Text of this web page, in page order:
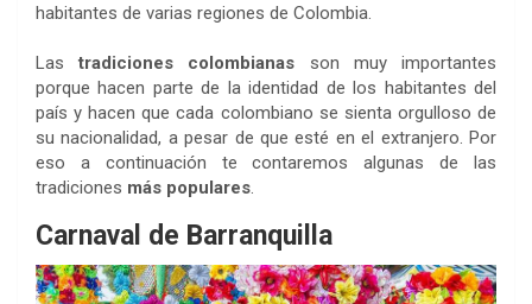
habitantes de varias regiones de Colombia.
Lastradiciones colombianas son muy importantes
porque hacen parte de la identidad de los habitantes del
país y hacen que cada colombiano se sienta orgulloso de
su nacionalidad, a pesar de que esté en el extranjero. Por
eso a continuación te contaremos algunas de las
tradiciones más populares.
Carnaval de Barranquilla